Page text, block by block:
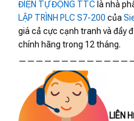
ĐIỆN TỰ ĐỘNG TTC là nhà
LẬP TRÌNH PLC S7-200 của
giá cả cực cạnh tranh và đầy
chính hãng trong 12 tháng.
LIÊN